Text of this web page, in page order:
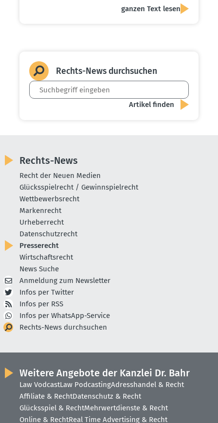
ganzen Text lesen
Rechts-News durch­suchen
Rechts-News
Recht der Neuen Medien
Glücksspielrecht / Gewinnspielrecht
Wettbewerbsrecht
Markenrecht
Urheberrecht
Datenschutzrecht
Presserecht
Wirtschaftsrecht
News Suche
Anmeldung zum Newsletter
Infos per Twitter
Infos per RSS
Infos per WhatsApp-Service
Rechts-News durchsuchen
Weitere Angebote der Kanzlei Dr. Bahr
Law VodcastLaw PodcastingAdresshandel & Recht
Affiliate & RechtDatenschutz & Recht
Glücksspiel & RechtMehrwertdienste & Recht
Online & RechtReal Time Advertising & Recht